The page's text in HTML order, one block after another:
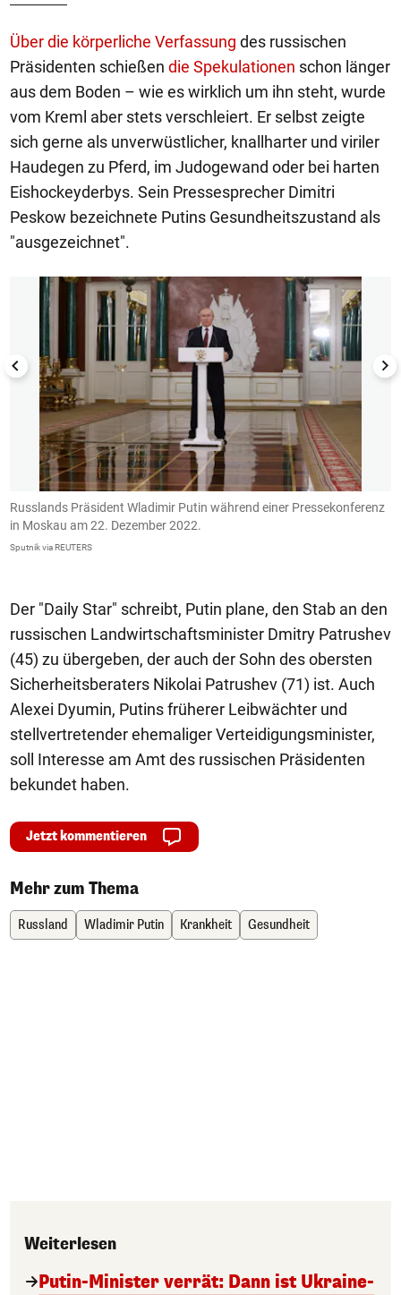
Über die körperliche Verfassung des russischen
Präsidenten schießen die Spekulationen schon länger
aus dem Boden – wie es wirklich um ihn steht, wurde
vom Kreml aber stets verschleiert. Er selbst zeigte
sich gerne als unverwüstlicher, knallharter und viriler
Haudegen zu Pferd, im Judogewand oder bei harten
Eishockeyderbys. Sein Pressesprecher Dimitri
Peskow bezeichnete Putins Gesundheitszustand als
"ausgezeichnet".
1/10
Russlands Präsident Wladimir Putin während einer Pressekonferenz
in Moskau am 22. Dezember 2022.
Sputnik via REUTERS
Der "Daily Star" schreibt, Putin plane, den Stab an den
russischen Landwirtschaftsminister Dmitry Patrushev
(45) zu übergeben, der auch der Sohn des obersten
Sicherheitsberaters Nikolai Patrushev (71) ist. Auch
Alexei Dyumin, Putins früherer Leibwächter und
stellvertretender ehemaliger Verteidigungsminister,
soll Interesse am Amt des russischen Präsidenten
bekundet haben.
Jetzt kommentieren
Mehr zum Thema
Russland Wladimir Putin Krankheit Gesundheit
Weiterlesen
Putin-Minister verrät: Dann ist Ukraine-